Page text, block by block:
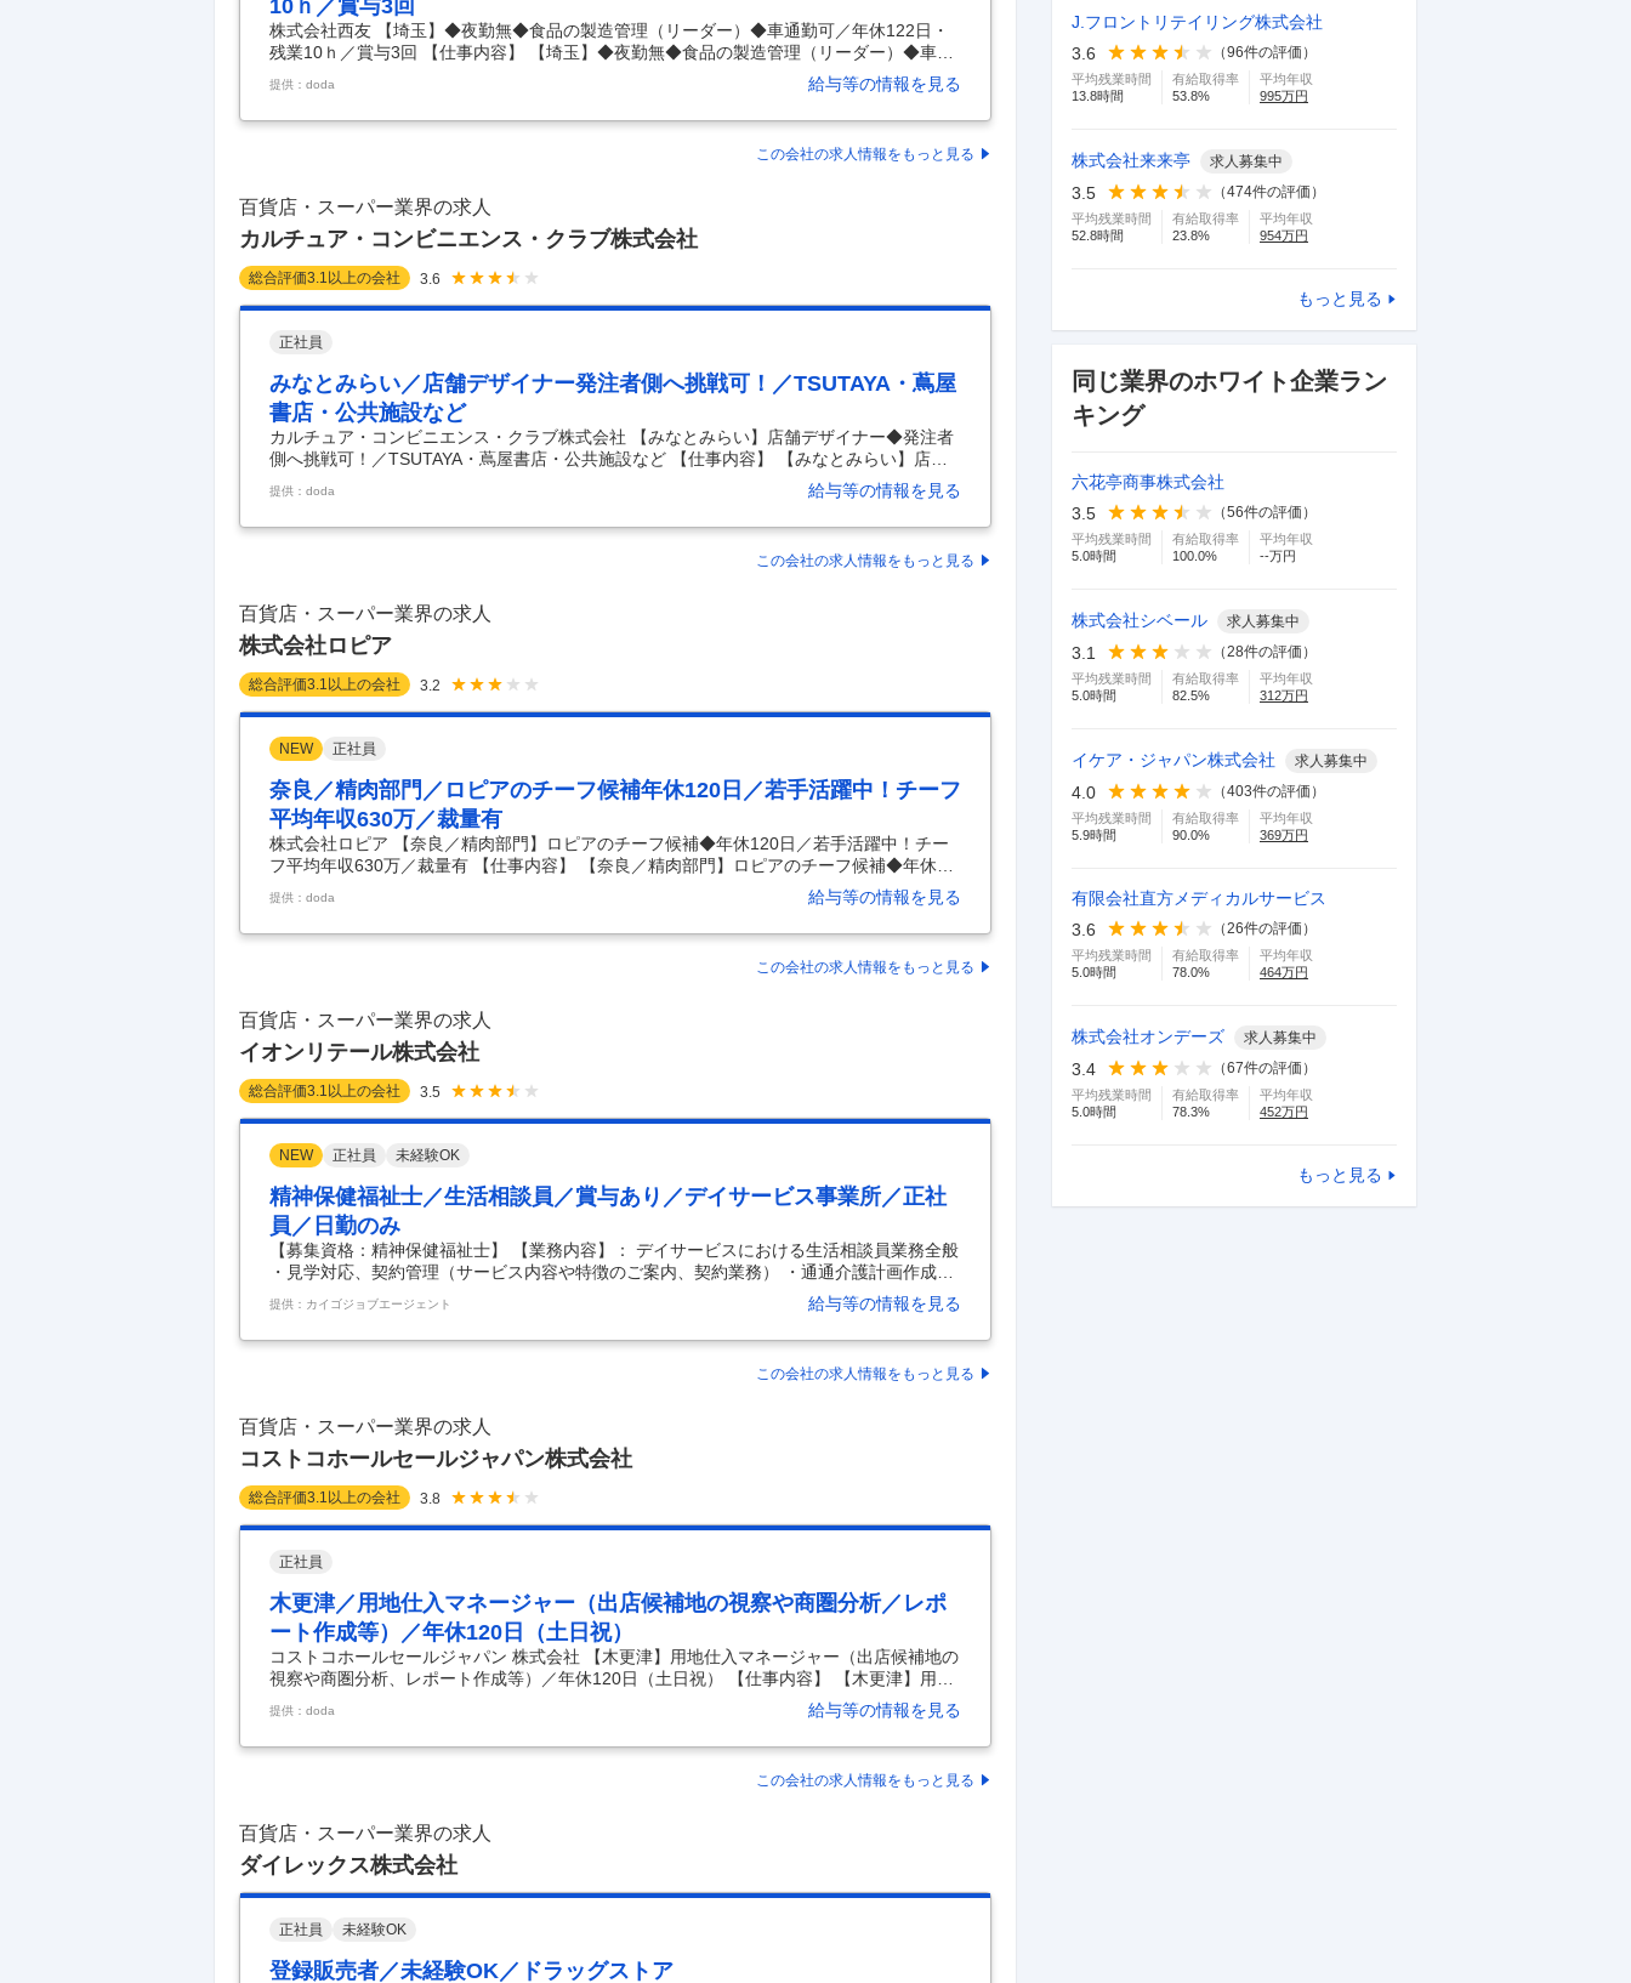
10ｈ／賞与3回
株式会社西友 【埼玉】◆夜勤無◆食品の製造管理（リーダー）◆車通勤可／年休122日・
残業10ｈ／賞与3回 【仕事内容】 【埼玉】◆夜勤無◆食品の製造管理（リーダー）◆車通
勤可／年休122日・残業10ｈ／賞与3回 【具体的な仕事内容】 【加須もしくは川越での勤
務／製造企画・品質管理部門等へのキャリアパス有／全国に240店舗以上を展開し、長年に
わたり地域の暮らしを支えてきた総合スーパーのパイオニア】 ■職務内容： 西友店舗で販
マネジメントを行い、CK運営と管理の実行をサポートするポジションです。 お客様に美味
提供：doda 給与等の情報を見る
この会社の求人情報をもっと見る
百貨店・スーパー業界の求人
カルチュア・コンビニエンス・クラブ株式会社
総合評価3.1 以上の会社 3.6
正社員
みなとみらい／店舗デザイナー発注者側へ挑戦可！／TSUTAYA・蔦屋
書店・公共施設など
カルチュア・コンビニエンス・クラブ株式会社 【みなとみらい】店舗デザイナー◆発注者
側へ挑戦可！／TSUTAYA・蔦屋書店・公共施設など 【仕事内容】 【みなとみらい】店舗
デザイナー◆発注者側へ挑戦可！／TSUTAYA・蔦屋書店・公共施設など 【具体的な仕事内
容】 ■業務内容： CCCの展開するTSUTAYA、TSUTAYA BOOKSTORE、蔦屋書店（海外店
舗含む）、図書館／公共施設、SHARE LOUNGE、CAFE、外販などの店舗デザイン設計業
…
提供：doda 給与等の情報を見る
この会社の求人情報をもっと見る
百貨店・スーパー業界の求人
株式会社ロピア
総合評価3.1 以上の会社 3.2
NEW 正社員
奈良／精肉部門／ロピアのチーフ候補年休120日／若手活躍中！チーフ
平均年収630万／裁量有
株式会社ロピア 【奈良／精肉部門】ロピアのチーフ候補◆年休120日／若手活躍中！チー
フ平均年収630万／裁量有 【仕事内容】 【奈良／精肉部門】ロピアのチーフ候補◆年休12
0日／若手活躍中！チーフ平均年収630万／裁量有 【具体的な仕事内容】 ～食のプロとし
て、自らの手で「店」を創り上げる醍醐味を味わいませんか？精肉専門店を原点とするロ
ピアでは、現場に絶大な裁量があります◎仕入れから商品開発、価格設定まで、あなたの
門のチーフ候補として、店舗運営の全権を担っていただきます。 ・全国各地や海外からの
提供：doda 給与等の情報を見る
この会社の求人情報をもっと見る
百貨店・スーパー業界の求人
イオンリテール株式会社
総合評価3.1 以上の会社 3.5
NEW 正社員 未経験OK
精神保健福祉士／生活相談員／賞与あり／デイサービス事業所／正社
員／日勤のみ
【募集資格：精神保健福祉士】 【業務内容】： デイサービスにおける生活相談員業務全般
・見学対応、契約管理（サービス内容や特徴のご案内、契約業務） ・通通介護計画作成
（ケアプランに基づく通所介護計画書の作成） ・サービス担当者会議（会議に出席、適切
な通所介護計画に修正） ・営業活動（居宅介護支援事業所への営業活動、状況報告） ※現
在の募集状況を確認するには、「応募する」ボタンから※ 【施設形態】： デイサービス事
円-310,500円 [内訳] ・基本給 262,500円-310,500円 【その他手当…
提供：カイゴジョブエージェント 給与等の情報を見る
この会社の求人情報をもっと見る
百貨店・スーパー業界の求人
コストコホールセールジャパン株式会社
総合評価3.1 以上の会社 3.8
正社員
木更津／用地仕入マネージャー（出店候補地の視察や商圏分析／レポ
ート作成等）／年休120日（土日祝）
コストコホールセールジャパン 株式会社 【木更津】用地仕入マネージャー（出店候補地の
視察や商圏分析、レポート作成等）／年休120日（土日祝） 【仕事内容】 【木更津】用地
仕入マネージャー（出店候補地の視察や商圏分析、レポート作成等）／年休120日（土日
祝） 【具体的な仕事内容】 ～＜木更津本社＞世界に広がるコストコの新規出店に携わる／
地域経済や雇用に影響を与えるプロジェクトに挑戦～ ■業務概要： 不動産部のマネージャ
がミッションです。 具体的には、以下のような仕事をご担当いただきます。目標を達成す
提供：doda 給与等の情報を見る
この会社の求人情報をもっと見る
百貨店・スーパー業界の求人
ダイレックス株式会社
正社員 未経験OK
登録販売者／未経験OK／ドラッグストア
J.フロントリテイリング株式会社
3.6
（96件の評価）
平均残業時間
13.8時間
有給取得率
53.8%
平均年収
995万円
株式会社来来亭 求人募集中
3.5 （474件の評価）
平均残業時間
52.8時間
有給取得率
23.8%
平均年収
954万円
もっと見る
同じ業界のホワイト企業ラン
キング
六花亭商事株式会社
3.5
（56件の評価）
平均残業時間
5.0時間
有給取得率
100.0%
平均年収
--万円
株式会社シベール 求人募集中
3.1 （28件の評価）
平均残業時間
5.0時間
有給取得率
82.5%
平均年収
312万円
イケア・ジャパン株式会社 求人募集中
4.0 （403件の評価）
平均残業時間
5.9時間
有給取得率
90.0%
平均年収
369万円
有限会社直方メディカルサービス
3.6
（26件の評価）
平均残業時間
5.0時間
有給取得率
78.0%
平均年収
464万円
株式会社オンデーズ 求人募集中
3.4 （67件の評価）
平均残業時間
5.0時間
有給取得率
78.3%
平均年収
452万円
もっと見る